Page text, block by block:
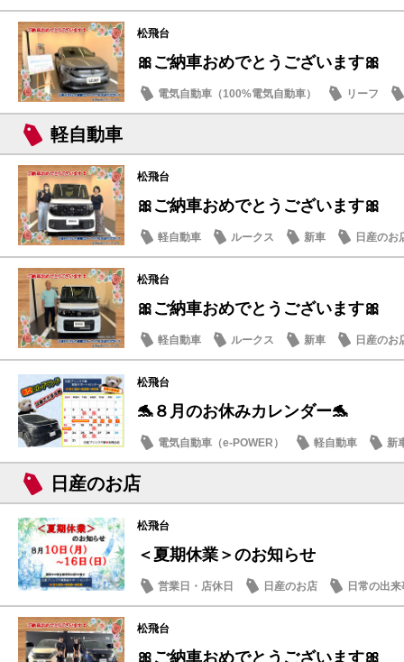
サクラ
松飛台
🎀ご納車おめでとうございます🎀
電気自動車（100%電気自動車） リーフ
軽自動車
松飛台
🎀ご納車おめでとうございます🎀
軽自動車 ルークス 新車 日産のお
松飛台
🎀ご納車おめでとうございます🎀
軽自動車 ルークス 新車 日産のお
松飛台
🐬８月のお休みカレンダー🐬
電気自動車（e-POWER） 軽自動車
新
日産のお店
日産のお店
松飛台
＜夏期休業＞のお知らせ
営業日・店休日 日産のお店 日常の出来
松飛台
🎀ご納車おめでとうございます🎀